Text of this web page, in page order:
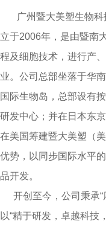
广州暨大美塑生物科
立于2006年，是由暨南
程及细胞技术，进行产
业。公司总部坐落于华
国际生物岛，总部设有
研发中心；并在日本东
在美国筹建暨大美塑（
优势，以同步国际水平
品开发。
开创至今，公司秉承“
以“精于研发，卓越科技